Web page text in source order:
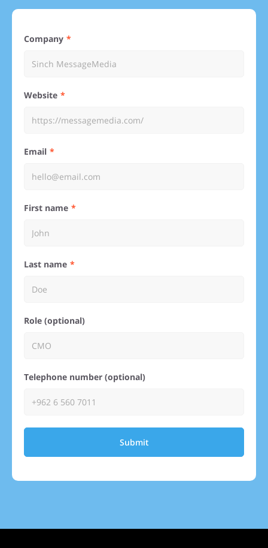
Company
Website
Email
First name
Last name
Role (optional)
Telephone number (optional)
Submit